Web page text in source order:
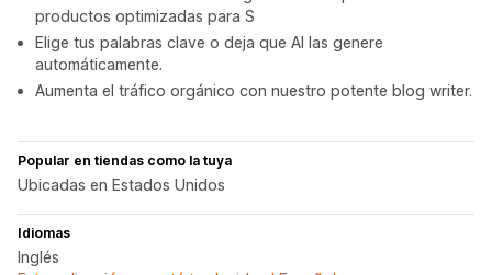
productos optimizadas para S
Elige tus palabras clave o deja que AI las genere
automáticamente.
Aumenta el tráfico orgánico con nuestro potente blog writer.
Popular en tiendas como la tuya
Ubicadas en Estados Unidos
Idiomas
Inglés